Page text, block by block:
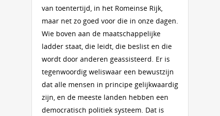
van toentertijd, in het Romeinse Rijk,
maar net zo goed voor die in onze dagen.
Wie boven aan de maatschappelijke
ladder staat, die leidt, die beslist en die
wordt door anderen geassisteerd. Er is
tegenwoordig weliswaar een bewustzijn
dat alle mensen in principe gelijkwaardig
zijn, en de meeste landen hebben een
democratisch politiek systeem. Dat is